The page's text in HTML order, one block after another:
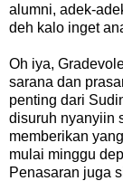
alumni, adek-
deh kalo inget
Oh iya,
sarana dan
penting dari
disuruh nyanyiin
memberikan
mulai minggu
Penasaran juga